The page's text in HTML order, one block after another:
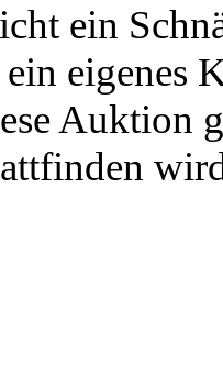
ein
eigenes
Auktion